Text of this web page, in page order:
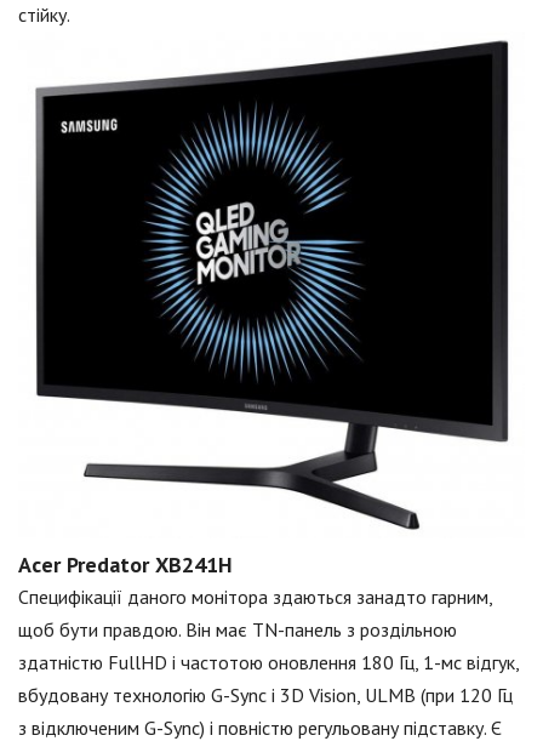
стійку.
Acer Predator ХВ241Н
Специфікації даного монітора здаються занадто гарним,
щоб бути правдою. Він має TN-панель з роздільною
здатністю FullHD і частотою оновлення 180 Гц, 1-мс відгук,
вбудовану технологію G-Sync і 3D Vision, ULMB (при 120 Гц
з відключеним G-Sync) і повністю регульовану підставку. Є